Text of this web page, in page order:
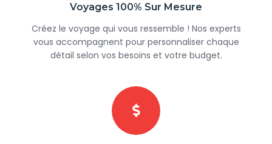
Voyages 100% Sur Mesure
Créez le voyage qui vous ressemble ! Nos experts
vous accompagnent pour personnaliser chaque
détail selon vos besoins et votre budget.